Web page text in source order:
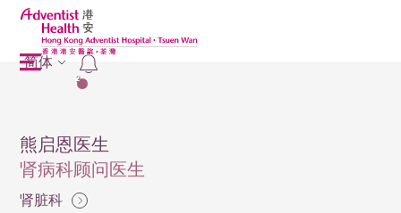
2
简体
熊启恩医生
肾病科顾问医生
肾脏科